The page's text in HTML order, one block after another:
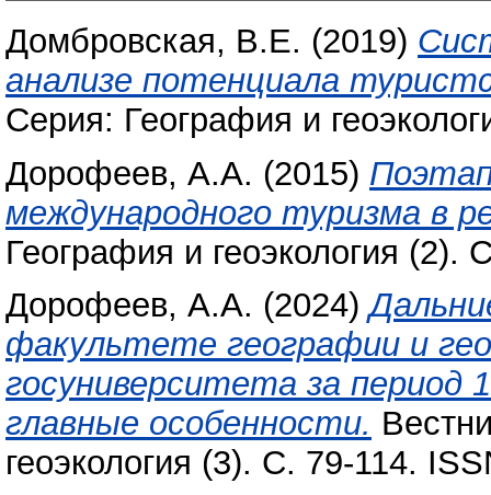
Домбровская, В.Е. (2019)
анализе потенциала
Серия: География и
Дорофеев, А.А. (2015)
международного туризма в
География и геоэкология (2).
Дорофеев, А.А. (2024)
факультете географии и
госуниверситета за период
главные особенности.
геоэкология (3). С. 79-114.